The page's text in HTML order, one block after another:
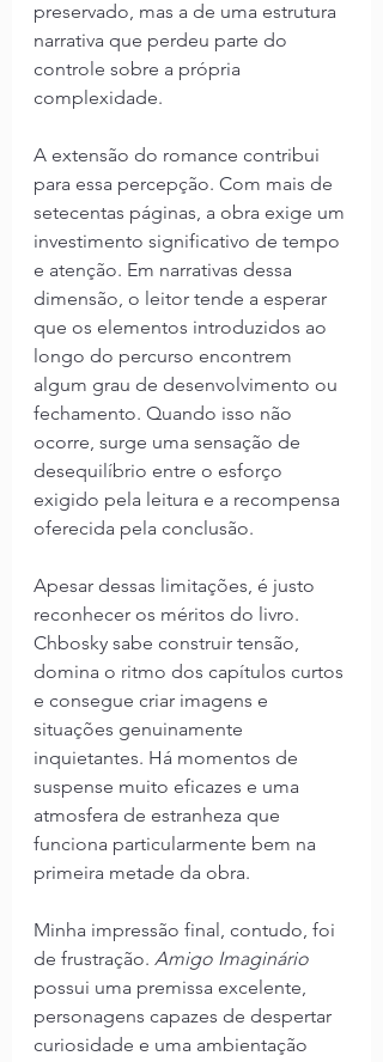
preservado, mas a de uma estrutura
narrativa que perdeu parte do
controle sobre a própria
complexidade.
A extensão do romance contribui
para essa percepção. Com mais de
setecentas páginas, a obra exige um
investimento significativo de tempo
e atenção. Em narrativas dessa
dimensão, o leitor tende a esperar
que os elementos introduzidos ao
longo do percurso encontrem
algum grau de desenvolvimento ou
fechamento. Quando isso não
ocorre, surge uma sensação de
desequilíbrio entre o esforço
exigido pela leitura e a recompensa
oferecida pela conclusão.
Apesar dessas limitações, é justo
reconhecer os méritos do livro.
Chbosky sabe construir tensão,
domina o ritmo dos capítulos curtos
e consegue criar imagens e
situações genuinamente
inquietantes. Há momentos de
suspense muito eficazes e uma
atmosfera de estranheza que
funciona particularmente bem na
primeira metade da obra.
Minha impressão final, contudo, foi
de frustração. Amigo Imaginário
possui uma premissa excelente,
personagens capazes de despertar
curiosidade e uma ambientação